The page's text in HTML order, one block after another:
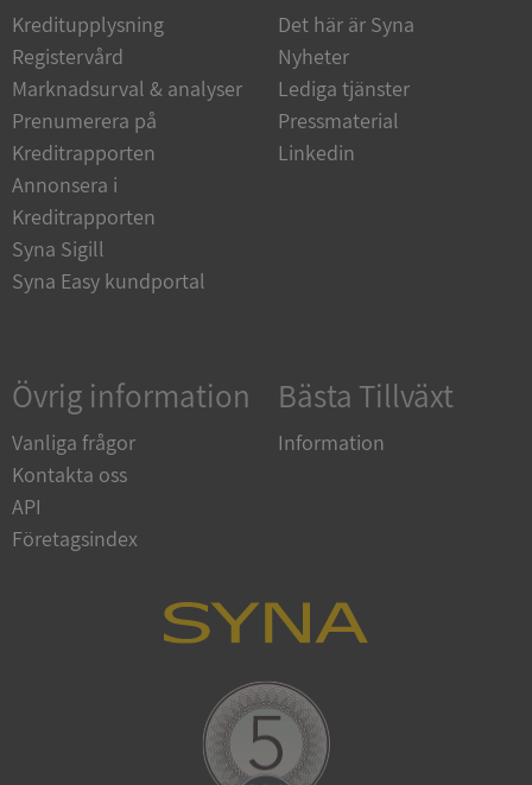
Kreditupplysning
Registervård
Marknadsurval & analyser
Prenumerera på
Kreditrapporten
Annonsera i
Kreditrapporten
Syna Sigill
Syna Easy kundportal
Det här är Syna
Nyheter
Lediga tjänster
Pressmaterial
Linkedin
Övrig information
Vanliga frågor
Kontakta oss
API
Företagsindex
Bästa Tillväxt
Information
Namn
Leverantör
Domän
__RequestVerificationToken
Microsoft
Corporation
de.syna.se
VISITOR_PRIVACY_METADATA
YouTube
.youtube.com
ASP.NET_SessionId
Microsoft
Privacy Policy